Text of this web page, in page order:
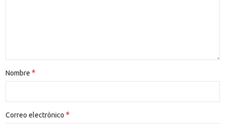
Nombre *
Correo electrónico *